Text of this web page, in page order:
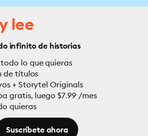
lee
infinito de historias
lo que quieras
de títulos
+ Storytel Originals
gratis, luego $7.99 /mes
quieras
Suscríbete ahora